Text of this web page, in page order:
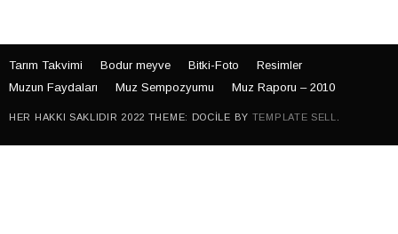
HER HAKKI SAKLIDIR 2022 THEME: DOCILE BY TEMPLATE SELL
Tarım Takvimi Bodur meyve Bitki-Foto
Resimler
Muzun Faydaları
Muz Sempozyumu Muz Raporu – 2010